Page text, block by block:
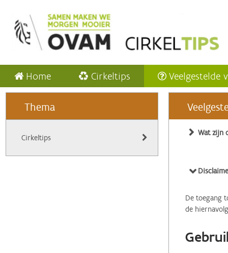
Home Cirkeltips Veelgestelde
Thema
Cirkeltips
Wat zijn
De toegang
de